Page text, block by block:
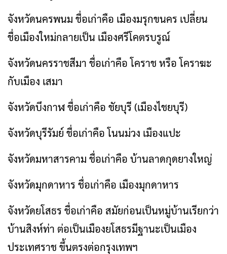
จังหวัดนครพนม ชื่อเก่าคือ เมืองมรุกขนคร เปลี่ยน
ชื่อเมืองใหม่กลายเป็น เมืองศรีโคตรบรูณ์
จังหวัดนครราชสีมา ชื่อเก่าคือ โคราช หรือ โคราฆะ
กับเมือง เสมา
จังหวัดบึงกาฬ ชื่อเก่าคือ ชัยบุรี (เมืองไชยบุรี)
จังหวัดบุรีรัมย์ ชื่อเก่าคือ โนนม่วง เมืองแปะ
จังหวัดมหาสารคาม ชื่อเก่าคือ บ้านลาดกุดยางใหญ่
จังหวัดมุกดาหาร ชื่อเก่าคือ เมืองมุกดาหาร
จังหวัดยโสธร ชื่อเก่าคือ สมัยก่อนเป็นหมู่บ้านเรียกว่า
บ้านสิงห์ท่า ต่อเป็นเมืองยโสธรมีฐานะเป็นเมือง
ประเทศราช ขึ้นตรงต่อกรุงเทพฯ